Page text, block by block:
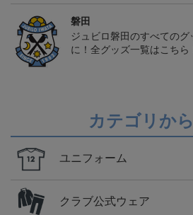
磐田
ジュビロ磐田のすべての
に！全グッズ一覧はこちら
カテゴリか
ユニフォーム
クラブ公式ウェア